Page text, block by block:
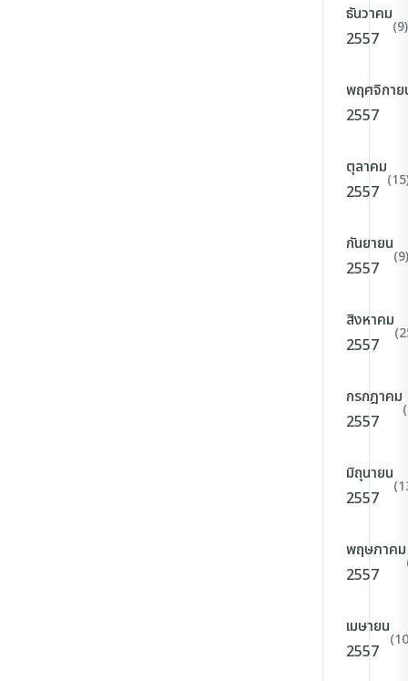
ธันวาคม
2557
(9)
พฤศจิกาย
2557
ตุลาคม
2557
กันยายน
2557
(9)
สิงหาคม
2557
กรกฎาคม
2557
มิถุนายน
2557
พฤษภาคม
2557
เมษายน
2557